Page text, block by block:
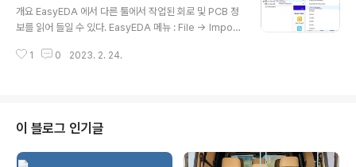
express.com www.aliexpress.com 첫 등록 : 202
3.09.06 최종 수정 : 단축 주소 : https://igotit.tistory.c
개요 EasyEDA 에서 다른 툴에서 작업된 회로 및 PCB 정
보를 읽어 들일 수 있다. EasyEDA 메뉴 : File -> Import
서 작업된 것을 열기 위해서는 Altium Designer 선택한
읽어들일 수도 있지만, 회로와 PCB 간의 연결성을 EasyE
DA 내에서도 활용하려면 회로도 파일과 PCB 파일 2개를
Zip 파일로 압축하여 오픈한다. 읽어들일 수 있는 파일 형
1 0 2023. 2. 24.
이 블로그 인기글